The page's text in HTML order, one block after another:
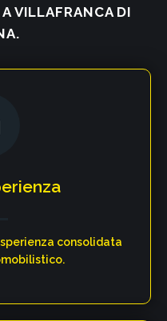
VILLAFRANCA DI
consolidata